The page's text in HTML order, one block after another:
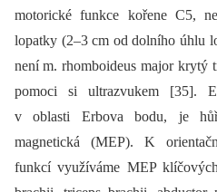
motorické funkce kořene C5,
lopatky (2–3 cm od dolního úhlu
není m. rhomboideus major krytý
pomoci si ultrazvukem [35].
v oblasti Erbova bodu, je
magnetická (MEP). K
funkcí využíváme MEP